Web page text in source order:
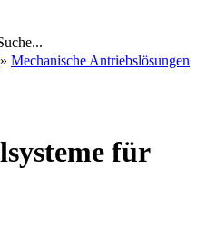
» Mechanische Antriebslösungen
für